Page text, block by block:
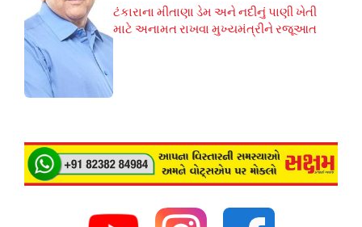
ટંકારાના મીતાણા ડેમ અને નદીનું પાણી ખેતી
માટે અનામત રાખવા મુખ્યમંત્રીને રજૂઆત